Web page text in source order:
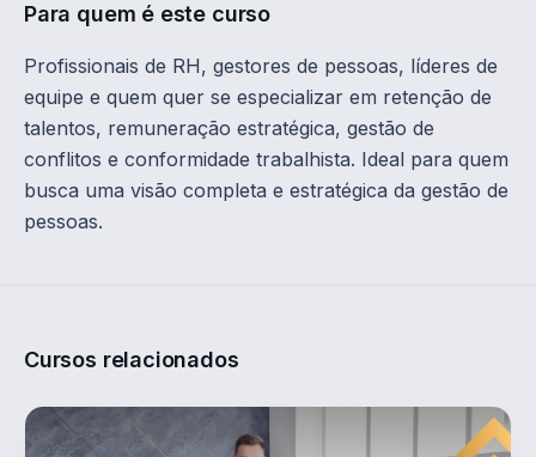
Para quem é este curso
Profissionais de RH, gestores de pessoas, líderes de
equipe e quem quer se especializar em retenção de
talentos, remuneração estratégica, gestão de
conflitos e conformidade trabalhista. Ideal para quem
busca uma visão completa e estratégica da gestão de
pessoas.
Cursos relacionados